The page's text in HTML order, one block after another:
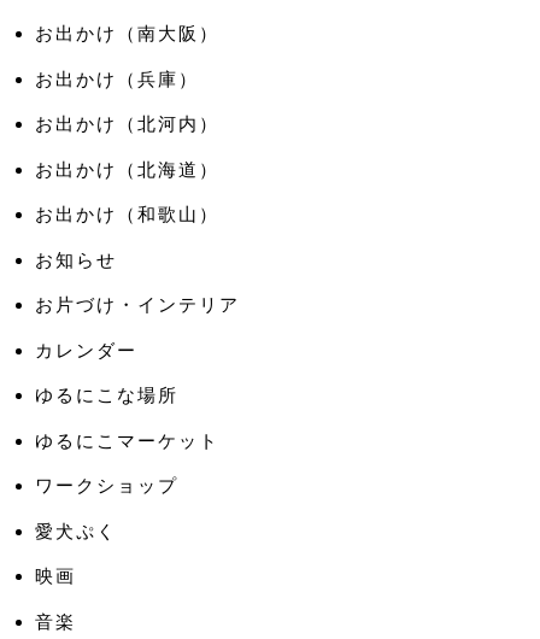
お出かけ（南大阪）
お出かけ（兵庫）
お出かけ（北河内）
お出かけ（北海道）
お出かけ（和歌山）
お知らせ
お片づけ・インテリア
カレンダー
ゆるにこな場所
ゆるにこマーケット
ワークショップ
愛犬ぷく
映画
音楽